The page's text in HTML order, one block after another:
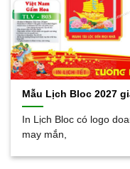
Mẫu Lịch Bloc 2027
In Lịch Bloc có logo
may mắn,